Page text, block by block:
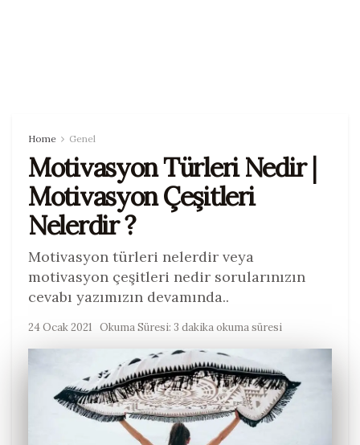
Home Genel
Motivasyon Türleri Nedir |
Motivasyon Çeşitleri
Nelerdir ?
Motivasyon türleri nelerdir veya
motivasyon çeşitleri nedir sorularınızın
cevabı yazımızın devamında..
24 Ocak 2021 Okuma Süresi: 3 dakika okuma süresi